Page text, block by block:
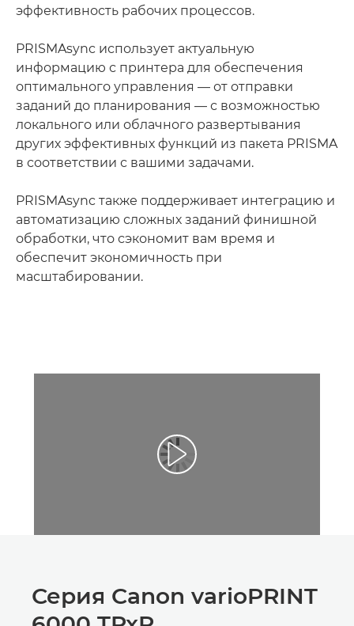
эффективность рабочих процессов.
PRISMAsync использует актуальную
информацию с принтера для обеспечения
оптимального управления — от отправки
заданий до планирования — с возможностью
локального или облачного развертывания
других эффективных функций из пакета PRISMA
в соответствии с вашими задачами.
PRISMAsync также поддерживает интеграцию и
автоматизацию сложных заданий финишной
обработки, что сэкономит вам время и
обеспечит экономичность при
масштабировании.
Серия Canon varioPRINT